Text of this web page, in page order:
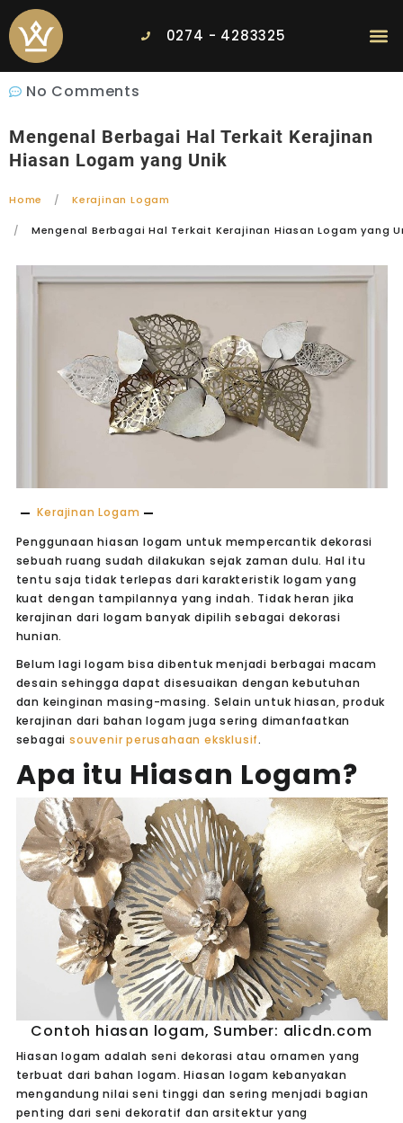
0274 - 4283325
No Comments
Mengenal Berbagai Hal Terkait Kerajinan
Hiasan Logam yang Unik
Home Kerajinan Logam
Mengenal Berbagai Hal Terkait Kerajinan Hiasan Logam yang
Kerajinan Logam
Penggunaan hiasan logam untuk mempercantik dekorasi
sebuah ruang sudah dilakukan sejak zaman dulu. Hal itu
tentu saja tidak terlepas dari karakteristik logam yang
kuat dengan tampilannya yang indah. Tidak heran jika
kerajinan dari logam banyak dipilih sebagai dekorasi
hunian.
Belum lagi logam bisa dibentuk menjadi berbagai macam
desain sehingga dapat disesuaikan dengan kebutuhan
dan keinginan masing-masing. Selain untuk hiasan, produk
kerajinan dari bahan logam juga sering dimanfaatkan
sebagai souvenir perusahaan eksklusif.
Apa itu Hiasan Logam?
Contoh hiasan logam, Sumber: alicdn.com
Hiasan logam adalah seni dekorasi atau ornamen yang
terbuat dari bahan logam. Hiasan logam kebanyakan
mengandung nilai seni tinggi dan sering menjadi bagian
penting dari seni dekoratif dan arsitektur yang